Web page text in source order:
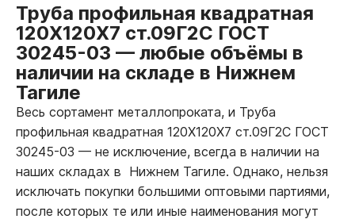
Труба профильная квадратная
120Х120Х7 ст.09Г2С ГОСТ
30245-03 — любые объёмы в
наличии на складе в Нижнем
Тагиле
Весь сортамент металлопроката, и Труба
профильная квадратная 120Х120Х7 ст.09Г2С ГОСТ
30245-03 — не исключение, всегда в наличии на
наших складах в Нижнем Тагиле. Однако, нельзя
исключать покупки большими оптовыми партиями,
после которых те или иные наименования могут